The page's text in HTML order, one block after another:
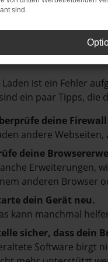
Laden ist ein Fehler
ein paar Tipps, die
deine
andere
deine
Erweiterungen,
anderen Browser
dein Gerät neu.
kann manchmal
sicher, dass dein
Software birgt
sind.